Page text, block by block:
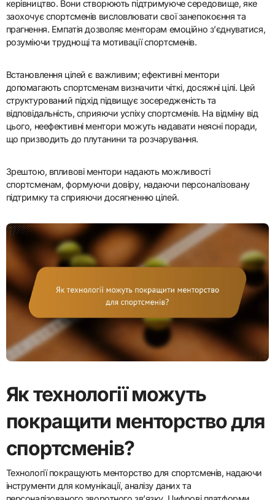
керівництво. Вони створюють підтримуюче середовище, яке
заохочує спортсменів висловлювати свої занепокоєння та
прагнення. Емпатія дозволяє менторам емоційно з’єднуватися,
розуміючи труднощі та мотивації спортсменів.
Встановлення цілей є важливим; ефективні ментори
допомагають спортсменам визначити чіткі, досяжні цілі. Цей
структурований підхід підвищує зосередженість та
відповідальність, сприяючи успіху спортсменів. На відміну від
цього, неефективні ментори можуть надавати неясні поради,
що призводить до плутанини та розчарування.
Зрештою, впливові ментори надають можливості
спортсменам, формуючи довіру, надаючи персоналізовану
підтримку та сприяючи досягненню цілей.
Як технології можуть
покращити менторство для
спортсменів?
Технології покращують менторство для спортсменів, надаючи
інструменти для комунікації, аналізу даних та